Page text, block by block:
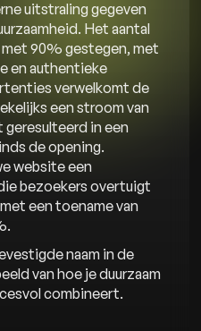
uitstraling gegeven
Het aantal
90% gestegen, met
en authentieke
verwelkomt de
een stroom van
in een
de opening.
website een
bezoekers overtuigt
een toename van
naam in de
van hoe je duurzaam
combineert.